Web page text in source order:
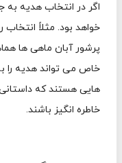
اگر در انتخاب هدیه به
خواهد بود. مثلاً
پرشور آبان ماهی ها
خاص می تواند هدیه را
هایی هستند که
خاطره انگیز باشند.